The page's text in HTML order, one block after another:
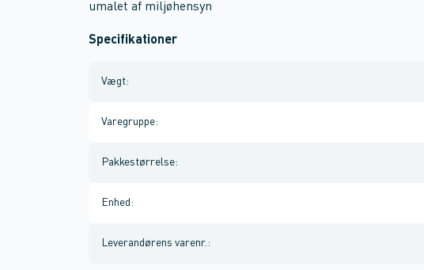
umalet af miljøhensyn
Specifikationer
Vægt:
Varegruppe:
Pakkestørrelse:
Enhed :
Leverandørens varenr. :